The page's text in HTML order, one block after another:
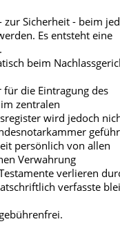
zur Sicherheit - beim
Es entsteht eine
beim
die Eintragung des
zentralen
wird jedoch
persönlich von allen
Verwahrung
verlieren
verfasste